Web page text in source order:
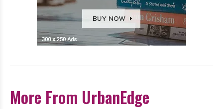
More From UrbanEdge